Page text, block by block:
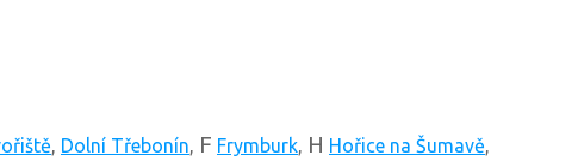
, Dolní Třebonín, F Frymburk, H Hořice na Šumavě,